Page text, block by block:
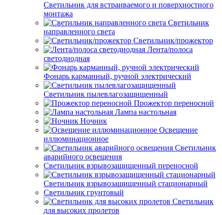
Светильник для встраиваемого и поверхностного
монтажа
Светильник
направленного света
Светильник/прожектор
Лента/полоса
светодиодная
Фонарь карманный, ручной электрический
Светильник пылевлагозащищенный
Прожектор переносной
Лампа настольная
Ночник
Освещение
иллюминационное
Светильник
аварийного освещения
Светильник взрывозащищенный переносной
Светильник взрывозащищенный стационарный
Светильник грунтовый
Светильник
для высоких пролетов